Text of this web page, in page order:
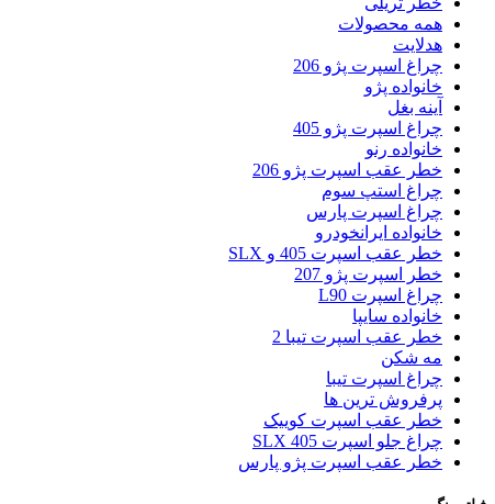
همه محصولات
هدلایت
چراغ اسپرت پژو 206
خانواده پژو
آینه بغل
چراغ اسپرت پژو 405
خانواده رنو
خطر عقب اسپرت پژو 206
چراغ استپ سوم
چراغ اسپرت پارس
خانواده ایرانخودرو
خطر عقب اسپرت 405 و SLX
خطر اسپرت پژو 207
چراغ اسپرت L90
خانواده سایپا
خطر عقب اسپرت تیبا 2
مه شکن
چراغ اسپرت تیبا
پرفروش ترین ها
خطر عقب اسپرت کوییک
چراغ جلو اسپرت 405 SLX
خطر عقب اسپرت پژو پارس